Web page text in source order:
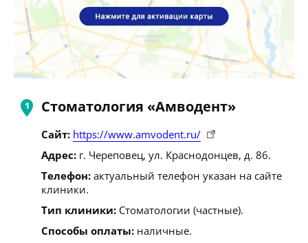
Стоматология «Амводент»
Сайт: https://www.amvodent.ru/
Адрес: г. Череповец, ул. Краснодонцев, д. 86.
Телефон: актуальный телефон указан на сайте
клиники.
Тип клиники: Стоматологии (частные).
Способы оплаты: наличные.